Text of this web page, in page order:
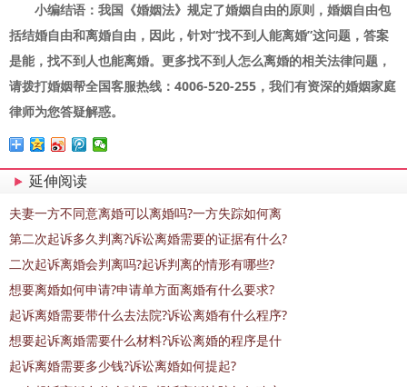
小编结语：我国《婚姻法》规定了婚姻自由的原则，婚姻自由包
括结婚自由和离婚自由，因此，针对“找不到人能离婚”这问题，答案
是能，找不到人也能离婚。更多找不到人怎么离婚的相关法律问题，
请拨打婚姻帮全国客服热线：4006-520-255，我们有资深的婚姻家庭
律师为您答疑解惑。
延伸阅读
夫妻一方不同意离婚可以离婚吗?一方失踪如何离
第二次起诉多久判离?诉讼离婚需要的证据有什么?
二次起诉离婚会判离吗?起诉判离的情形有哪些?
想要离婚如何申请?申请单方面离婚有什么要求?
起诉离婚需要带什么去法院?诉讼离婚有什么程序?
想要起诉离婚需要什么材料?诉讼离婚的程序是什
起诉离婚需要多少钱?诉讼离婚如何提起?